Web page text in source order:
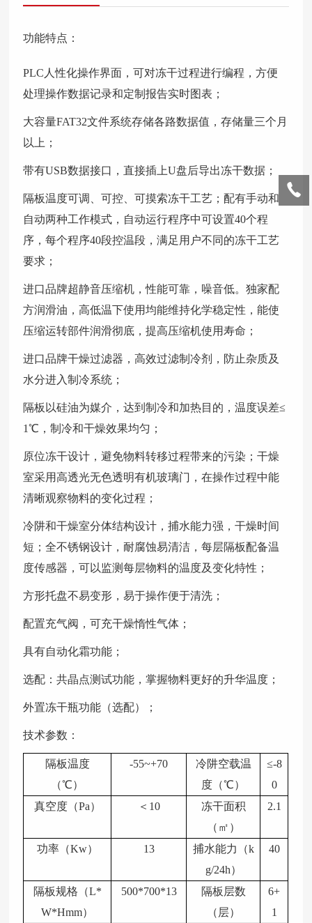
功能特点：
PLC人性化操作界面，可对冻干过程进行编程，方便
处理操作数据记录和定制报告实时图表；
大容量FAT32文件系统存储各路数据值，存储量三个月
以上；
带有USB数据接口，直接插上U盘后导出冻干数据；
隔板温度可调、可控、可摸索冻干工艺；配有手动和
自动两种工作模式，自动运行程序中可设置40个程
序，每个程序40段控温段，满足用户不同的冻干工艺
要求；
进口品牌超静音压缩机，性能可靠，噪音低。独家配
方润滑油，高低温下使用均能维持化学稳定性，能使
压缩运转部件润滑彻底，提高压缩机使用寿命；
进口品牌干燥过滤器，高效过滤制冷剂，防止杂质及
水分进入制冷系统；
隔板以硅油为媒介，达到制冷和加热目的，温度误差≤
1℃，制冷和干燥效果均匀；
原位冻干设计，避免物料转移过程带来的污染；干燥
室采用高透光无色透明有机玻璃门，在操作过程中能
清晰观察物料的变化过程；
冷阱和干燥室分体结构设计，捕水能力强，干燥时间
短；全不锈钢设计，耐腐蚀易清洁，每层隔板配备温
度传感器，可以监测每层物料的温度及变化特性；
方形托盘不易变形，易于操作便于清洗；
配置充气阀，可充干燥惰性气体；
具有自动化霜功能；
选配：共晶点测试功能，掌握物料更好的升华温度；
外置冻干瓶功能（选配）；
技术参数：
隔板温度
（℃）
-55~+70
冷阱空载温
度（℃）
≤-8
0
真空度（Pa） ＜ 10
冻干面积
（㎡）
2.1
功率（Kw） 13 捕水能力（k
g/24h）
40
隔板规格（L*
W*Hmm）
500*700*13
隔板层数
（层）
6+
1